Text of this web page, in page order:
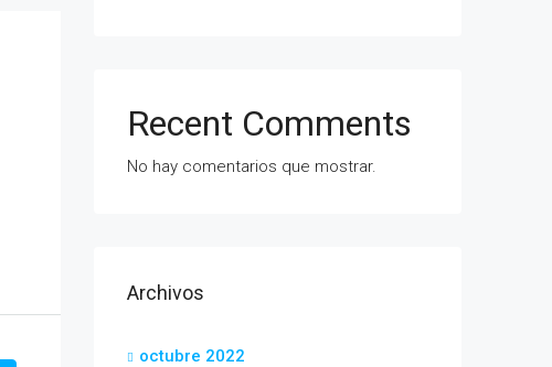
Recent Comments
No hay comentarios que mostrar.
Archivos
octubre 2022